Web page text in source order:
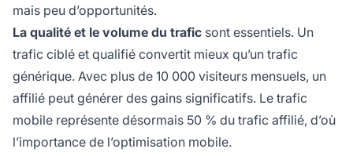
mais peu d’opportunités.
La qualité et le volume du trafic sont essentiels. Un
trafic ciblé et qualifié convertit mieux qu’un trafic
générique. Avec plus de 10 000 visiteurs mensuels, un
affilié peut générer des gains significatifs. Le trafic
mobile représente désormais 50 % du trafic affilié, d’où
l’importance de l’optimisation mobile.